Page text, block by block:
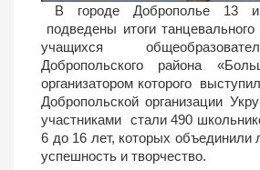
В городе Доброполье 13
подведены итоги
учащихся
Добропольского района
организатором которого
Добропольской организации
участниками стали490
6 до 16 лет, которых объединили
успешность и творчество.